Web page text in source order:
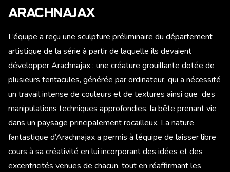
ARACHNAJAX
L’équipe a reçu une sculpture préliminaire du département
artistique de la série à partir de laquelle ils devaient
développer Arachnajax : une créature grouillante dotée de
plusieurs tentacules, générée par ordinateur, qui a nécessité
un travail intense de couleurs et de textures ainsi que des
manipulations techniques approfondies, la bête prenant vie
dans un paysage principalement rocailleux. La nature
fantastique d’Arachnajax a permis à l’équipe de laisser libre
cours à sa créativité en lui incorporant des idées et des
excentricités venues de chacun, tout en réaffirmant les